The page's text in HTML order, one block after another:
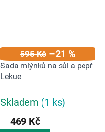
595 Kč –21 %
Sada mlýnků na sůl a pepř
Lekue
Skladem (1 ks)
469 Kč